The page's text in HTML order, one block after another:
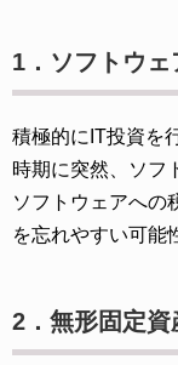
1．ソフトウ
積極的にIT投資を
時期に突然、ソフ
ソフトウェアへの
を忘れやすい可能
2．無形固定